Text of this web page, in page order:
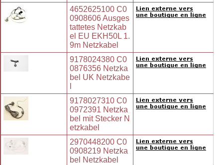
4652625100 C0
0908606 Ausges
tattetes Netzkab
el EU EKH50L 1.
9m Netzkabel
9178024380 C0
0876356 Netzka
bel UK Netzkabe
9178027310 C0
0972391 Netzka
bel mit Stecker N
etzkabel
2970448200 C0
0908219 Netzka
bel Netzkabel